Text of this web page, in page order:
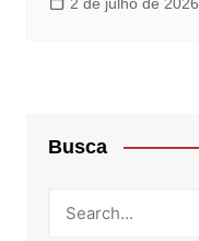
Busca